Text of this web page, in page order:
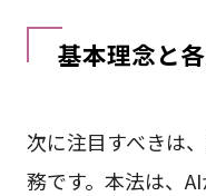
基本理念と
次に注目すべきは
務です。本法は、